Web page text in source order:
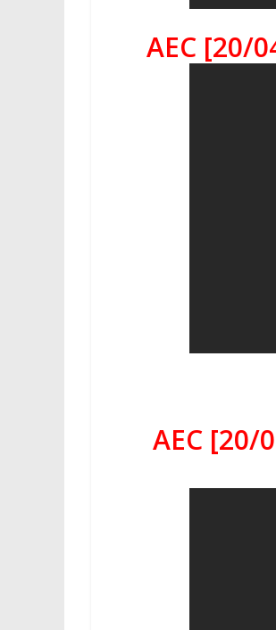
AEC [20/
AEC [20/